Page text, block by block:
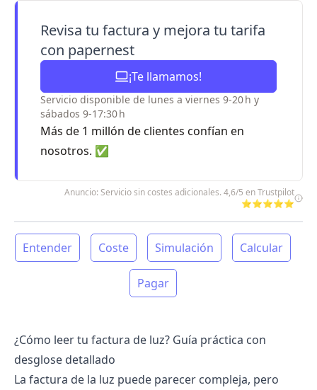
Revisa tu factura y mejora tu tarifa
con papernest
¡Te llamamos!
Servicio disponible de lunes a viernes 9-20 h y
sábados 9-17:30 h
Más de 1 millón de clientes confían en
nosotros. ✅
Anuncio: Servicio sin costes adicionales. 4,6/5 en Trustpilot
⭐⭐⭐⭐⭐
Entender Coste Simulación Calcular
Pagar
¿Cómo leer tu factura de luz? Guía práctica con
desglose detallado
La factura de la luz puede parecer compleja, pero